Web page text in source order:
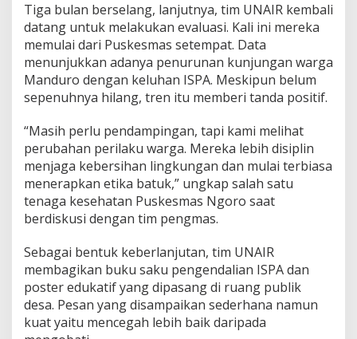
Tiga bulan berselang, lanjutnya, tim UNAIR kembali
datang untuk melakukan evaluasi. Kali ini mereka
memulai dari Puskesmas setempat. Data
menunjukkan adanya penurunan kunjungan warga
Manduro dengan keluhan ISPA. Meskipun belum
sepenuhnya hilang, tren itu memberi tanda positif.
“Masih perlu pendampingan, tapi kami melihat
perubahan perilaku warga. Mereka lebih disiplin
menjaga kebersihan lingkungan dan mulai terbiasa
menerapkan etika batuk,” ungkap salah satu
tenaga kesehatan Puskesmas Ngoro saat
berdiskusi dengan tim pengmas.
Sebagai bentuk keberlanjutan, tim UNAIR
membagikan buku saku pengendalian ISPA dan
poster edukatif yang dipasang di ruang publik
desa. Pesan yang disampaikan sederhana namun
kuat yaitu mencegah lebih baik daripada